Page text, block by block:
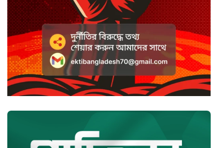
হাসানের ৪ উইকেটের দিনে ধুঁকছে
বাংলাদেশ